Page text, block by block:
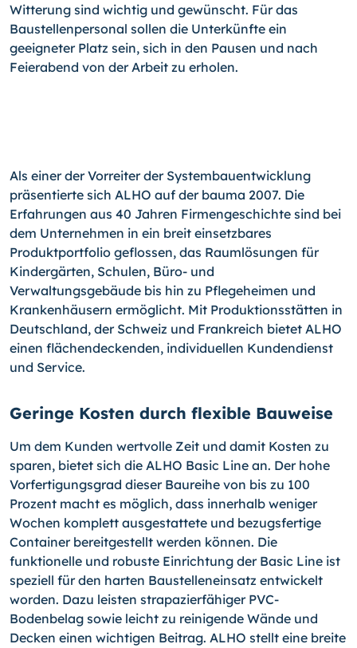
Witterung sind wichtig und gewünscht. Für das
Baustellenpersonal sollen die Unterkünfte ein
geeigneter Platz sein, sich in den Pausen und nach
Feierabend von der Arbeit zu erholen.
Als einer der Vorreiter der Systembauentwicklung
präsentierte sich ALHO auf der bauma 2007. Die
Erfahrungen aus 40 Jahren Firmengeschichte sind bei
dem Unternehmen in ein breit einsetzbares
Produktportfolio geflossen, das Raumlösungen für
Kindergärten, Schulen, Büro- und
Verwaltungsgebäude bis hin zu Pflegeheimen und
Krankenhäusern ermöglicht. Mit Produktionsstätten in
Deutschland, der Schweiz und Frankreich bietet ALHO
einen flächendeckenden, individuellen Kundendienst
und Service.
Geringe Kosten durch flexible Bauweise
Um dem Kunden wertvolle Zeit und damit Kosten zu
sparen, bietet sich die ALHO Basic Line an. Der hohe
Vorfertigungsgrad dieser Baureihe von bis zu 100
Prozent macht es möglich, dass innerhalb weniger
Wochen komplett ausgestattete und bezugsfertige
Container bereitgestellt werden können. Die
funktionelle und robuste Einrichtung der Basic Line ist
speziell für den harten Baustelleneinsatz entwickelt
worden. Dazu leisten strapazierfähiger PVC-
Bodenbelag sowie leicht zu reinigende Wände und
Decken einen wichtigen Beitrag. ALHO stellt eine breite